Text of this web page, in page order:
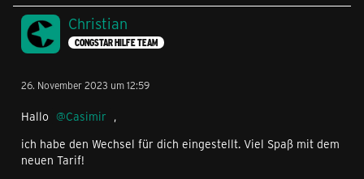
Christian
CONGSTAR HILFE TEAM
26. November 2023 um 12:59
Hallo Casimir ,
ich habe den Wechsel für dich eingestellt. Viel Spaß mit dem
neuen Tarif!